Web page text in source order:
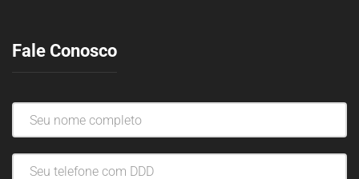
Fale Conosco